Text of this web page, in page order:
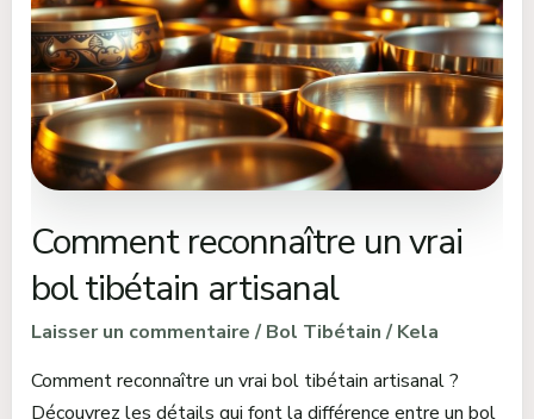
Comment reconnaître un vrai
bol tibétain artisanal
Laisser un commentaire /Bol Tibétain/Kela
Comment reconnaître un vrai bol tibétain artisanal ?
Découvrez les détails qui font la différence entre un bol
vrai
bol
tibétain
artisanal